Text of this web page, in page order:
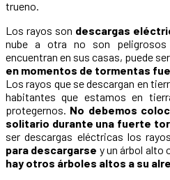
trueno.
Los rayos son descargas
nube a otra no son
encuentran en sus casas, puede
en momentos de tormentas
Los rayos que se descargan en
habitantes que estamos en
protegernos. No debemos
solitario durante una fuerte
ser descargas eléctricas los rayos
para descargarse y un árbol alto
hay otros árboles altos a su